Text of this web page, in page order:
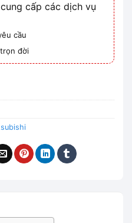
cấp các dịch vụ
cầu
đời